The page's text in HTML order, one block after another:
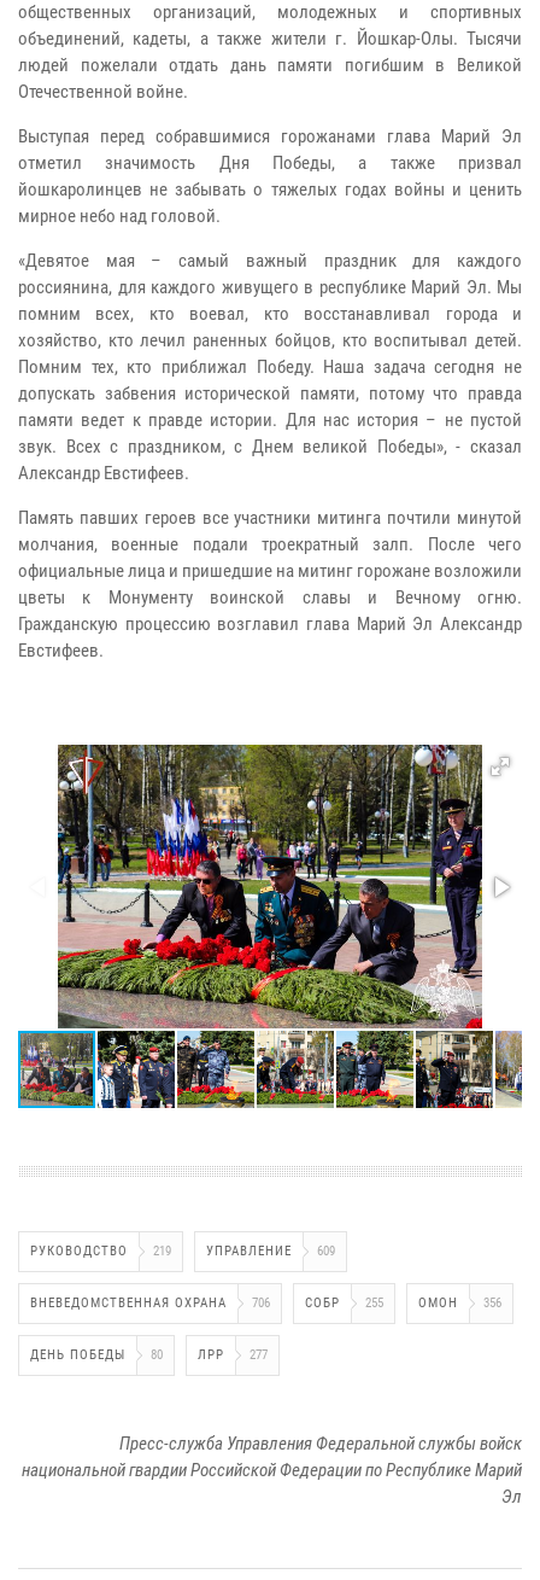
общественных организаций, молодежных и спортивных
объединений, кадеты, а также жители г. Йошкар-Олы. Тысячи
людей пожелали отдать дань памяти погибшим в Великой
Отечественной войне.
Выступая перед собравшимися горожанами глава Марий Эл
отметил значимость Дня Победы, а также призвал
йошкаролинцев не забывать о тяжелых годах войны и ценить
мирное небо над головой.
«Девятое мая – самый важный праздник для каждого
россиянина, для каждого живущего в республике Марий Эл. Мы
помним всех, кто воевал, кто восстанавливал города и
хозяйство, кто лечил раненных бойцов, кто воспитывал детей.
Помним тех, кто приближал Победу. Наша задача сегодня не
допускать забвения исторической памяти, потому что правда
памяти ведет к правде истории. Для нас история – не пустой
звук. Всех с праздником, с Днем великой Победы», - сказал
Александр Евстифеев.
Память павших героев все участники митинга почтили минутой
молчания, военные подали троекратный залп. После чего
официальные лица и пришедшие на митинг горожане возложили
цветы к Монументу воинской славы и Вечному огню.
Гражданскую процессию возглавил глава Марий Эл Александр
Евстифеев.
РУКОВОДСТВО 219 УПРАВЛЕНИЕ 609
ВНЕВЕДОМСТВЕННАЯ ОХРАНА 706 СОБР 255 ОМОН 356
ДЕНЬ ПОБЕДЫ 80 ЛРР 277
Пресс-служба Управления Федеральной службы войск
национальной гвардии Российской Федерации по Республике Марий
Эл